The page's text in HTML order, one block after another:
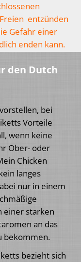
entzünden
Gefahr einer
enden kann.
den Dutch
bei
Vorteile
wenn keine
Ober- oder
Chicken
langes
nur in einem
einer starken
an das
bekommen.
bezieht sich